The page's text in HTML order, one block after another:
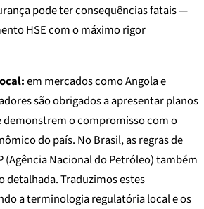
pode ter consequências fatais —
HSE com o máximo rigor
em mercados como Angola e
são obrigados a apresentar planos
o compromisso com o
do país. No Brasil, as regras de
(Agência Nacional do Petróleo) também
detalhada. Traduzimos estes
a terminologia regulatória local e os